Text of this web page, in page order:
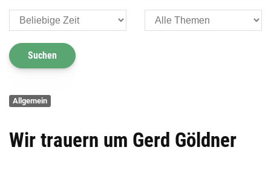
Allgemein
Wir trauern um Gerd Göldner